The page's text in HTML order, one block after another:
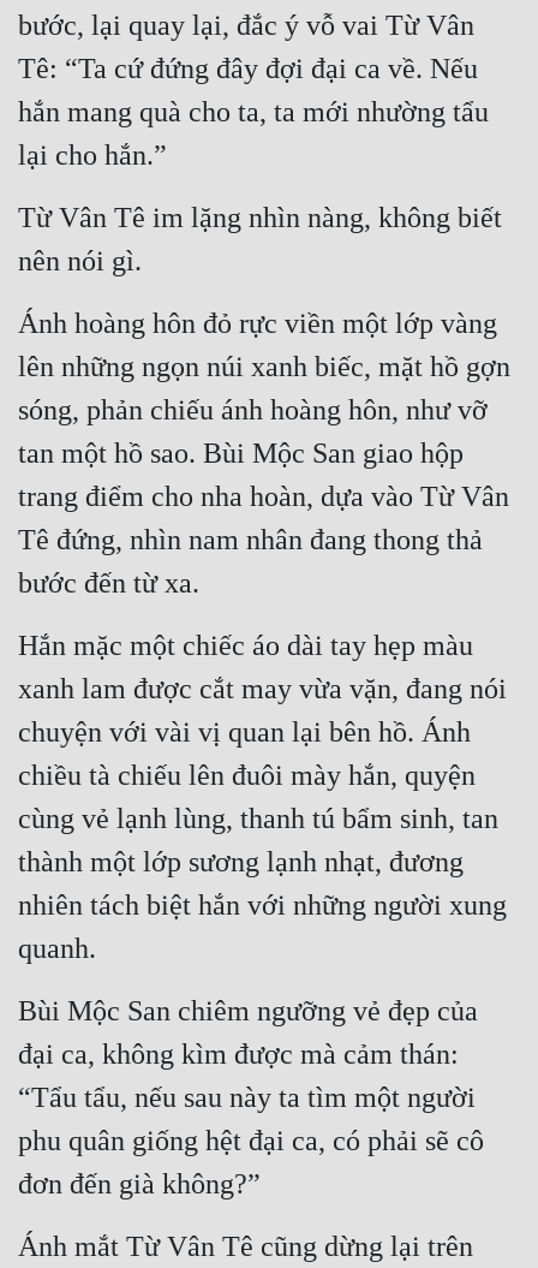
Cơ Trí
Sát Phạt Quyết Đoán
Vô Sỉ
Điềm Đạm
bước, lại quay lại, đắc ý vỗ vai Từ Vân
Tê: “Ta cứ đứng đây đợi đại ca về. Nếu
hắn mang quà cho ta, ta mới nhường tẩu
lại cho hắn.”
Từ Vân Tê im lặng nhìn nàng, không biết
nên nói gì.
Ánh hoàng hôn đỏ rực viền một lớp vàng
lên những ngọn núi xanh biếc, mặt hồ gợn
sóng, phản chiếu ánh hoàng hôn, như vỡ
tan một hồ sao. Bùi Mộc San giao hộp
trang điểm cho nha hoàn, dựa vào Từ Vân
Tê đứng, nhìn nam nhân đang thong thả
bước đến từ xa.
Hắn mặc một chiếc áo dài tay hẹp màu
xanh lam được cắt may vừa vặn, đang nói
chuyện với vài vị quan lại bên hồ. Ánh
chiều tà chiếu lên đuôi mày hắn, quyện
cùng vẻ lạnh lùng, thanh tú bẩm sinh, tan
thành một lớp sương lạnh nhạt, đương
nhiên tách biệt hắn với những người xung
quanh.
Bùi Mộc San chiêm ngưỡng vẻ đẹp của
đại ca, không kìm được mà cảm thán:
“Tẩu tẩu, nếu sau này ta tìm một người
phu quân giống hệt đại ca, có phải sẽ cô
đơn đến già không?”
Ánh mắt Từ Vân Tê cũng dừng lại trên